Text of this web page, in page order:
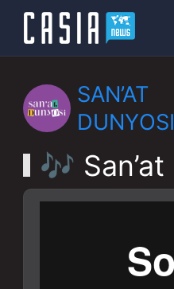
SAN’AT
DUNYOSI
🎶 San’at